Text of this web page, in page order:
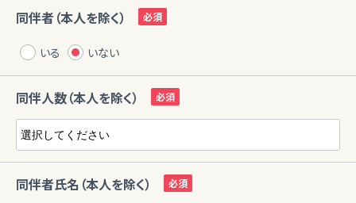
同伴者（本人を除く）
いる いない
同伴人数（本人を除く）
同伴者氏名（本人を除く）